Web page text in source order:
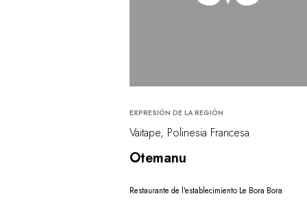
EXPRESIÓN DE LA REGIÓN
Vaitape, Polinesia Francesa
Otemanu
Restaurante de l'establecimiento Le Bora Bora